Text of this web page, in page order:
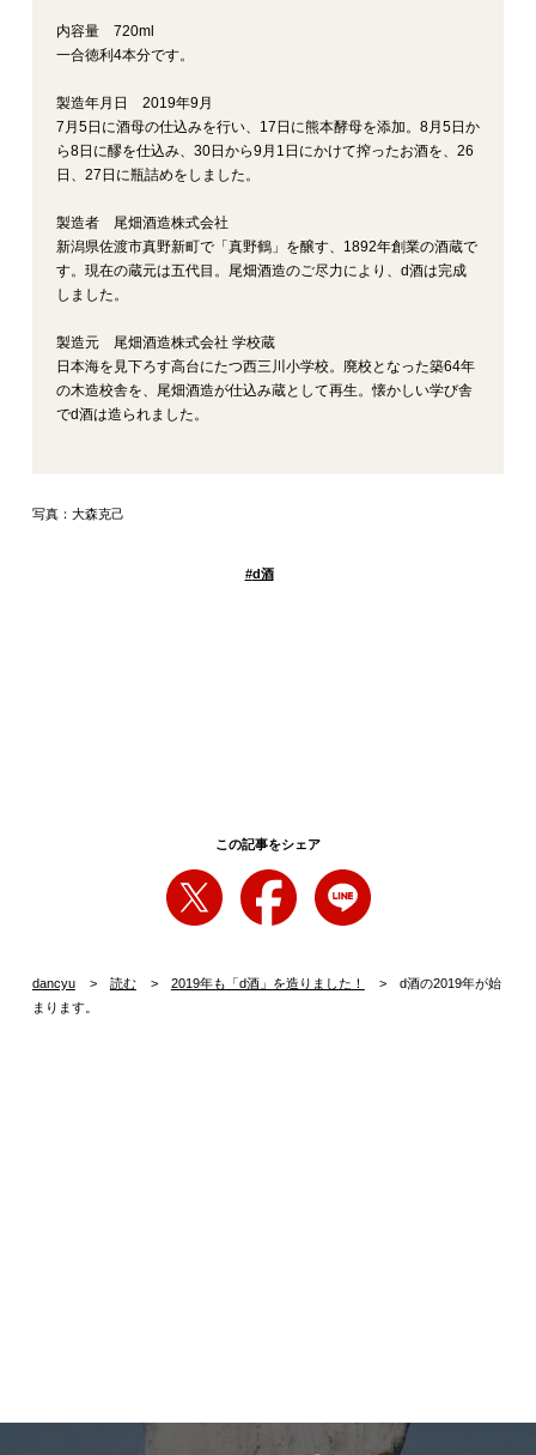
内容量 720ml
一合徳利4本分です。
製造年月日 2019年9月
7月5日に酒母の仕込みを行い、17日に熊本酵母を添加。8月5日か
ら8日に醪を仕込み、30日から9月1日にかけて搾ったお酒を、26
日、27日に瓶詰めをしました。
製造者 尾畑酒造株式会社
新潟県佐渡市真野新町で「真野鶴」を醸す、1892年創業の酒蔵で
す。現在の蔵元は五代目。尾畑酒造のご尽力により、d酒は完成
しました。
製造元 尾畑酒造株式会社 学校蔵
日本海を見下ろす高台にたつ西三川小学校。廃校となった築64年
の木造校舎を、尾畑酒造が仕込み蔵として再生。懐かしい学び舎
でd酒は造られました。
写真：大森克己
#d酒
この記事をシェア
dancyu 読む 2019年も「d酒」を造りました！
d酒の2019年が始
まります。